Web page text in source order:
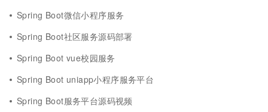
Spring Boot微信小程序服务
Spring Boot社区服务源码部署
Spring Boot vue校园服务
Spring Boot uniapp小程序服务平台
Spring Boot服务平台源码视频